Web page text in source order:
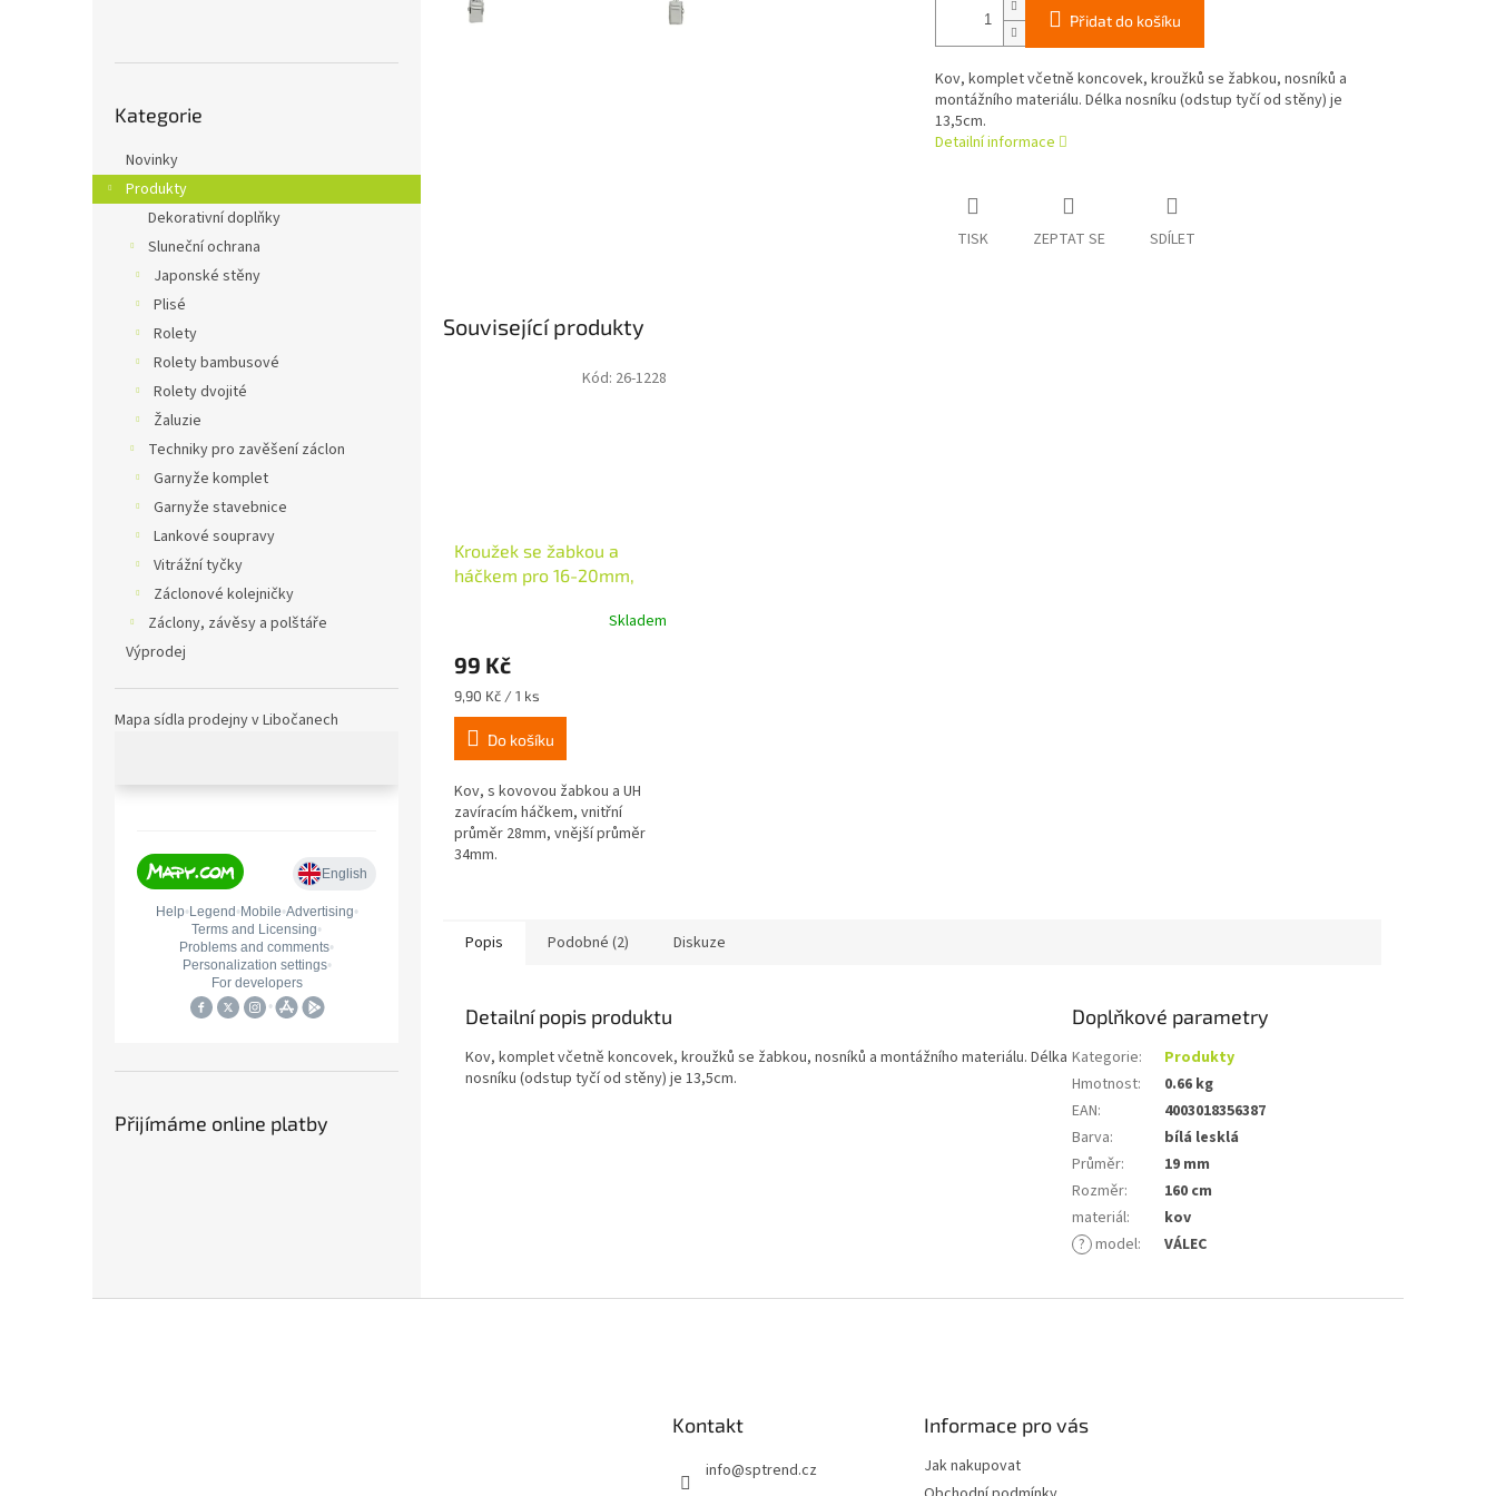
kategorie
Kategorie
Novinky
Produkty
Dekorativní doplňky
Sluneční ochrana
Japonské stěny
Plisé
Rolety
Rolety bambusové
Rolety dvojité
Žaluzie
Techniky pro zavěšení záclon
Garnyže komplet
Garnyže stavebnice
Lankové soupravy
Vitrážní tyčky
Záclonové kolejničky
Záclony, závěsy a polštáře
Výprodej
Mapa sídla prodejny v Libočanech
Přijímáme online platby
Přidat do košíku
Kov, komplet včetně koncovek, kroužků se žabkou, nosníků a
montážního materiálu. Délka nosníku (odstup tyčí od stěny) je
13,5cm.
Detailní informace
TISK ZEPTAT SE SDÍLET
Související produkty
Kroužek se žabkou a
háčkem pro 16-20mm,
Skladem
99 Kč
Měrná
cena:
9,90 Kč / 1 ks
Do košíku
Kov, s kovovou žabkou a UH
zavíracím háčkem, vnitřní
průměr 28mm, vnější průměr
34mm.
Kód: 26-1228
Popis Podobné (2) Diskuze
Detailní popis produktu
Kov, komplet včetně koncovek, kroužků se žabkou, nosníků a montážního materiálu. Délka
nosníku (odstup tyčí od stěny) je 13,5cm.
Doplňkové parametry
Kategorie:
Produkty
Hmotnost:
0.66 kg
EAN:
4003018356387
Barva:
bílá lesklá
Průměr:
19 mm
Rozměr:
160 cm
materiál:
kov
? model: VÁLEC
Kontakt
info@sptrend.cz
Informace pro vás
Jak nakupovat